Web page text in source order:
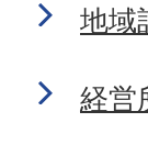
地域
経営